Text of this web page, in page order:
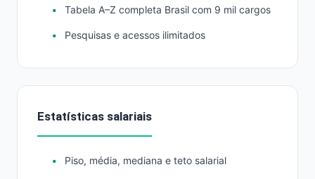
Tabela A–Z completa Brasil com 9 mil cargos
Pesquisas e acessos ilimitados
Estatísticas salariais
Piso, média, mediana e teto salarial